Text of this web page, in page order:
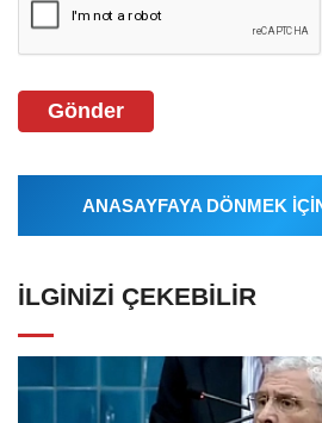
Gönder
ANASAYFAYA DÖNMEK
İLGINIZI ÇEKEBILIR